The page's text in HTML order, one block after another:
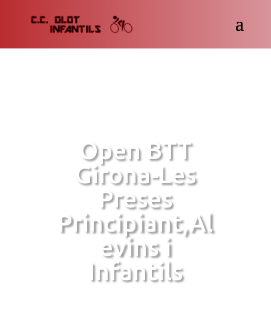
Open BTT
Girona-Les
Preses
Principiant,Al
evins i
Infantils